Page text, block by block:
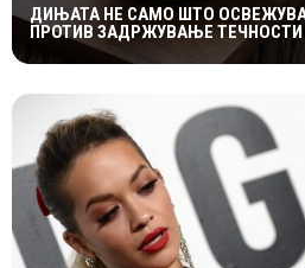
ДИЊАТА НЕ САМО ШТО
ПРОТИВ ЗАДРЖУВАЊЕ ТЕЧНОСТИ